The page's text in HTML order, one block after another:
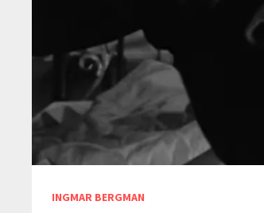
INGMAR BERGMAN